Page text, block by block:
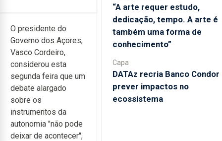
O presidente do
Governo dos Açores,
Vasco Cordeiro,
considerou esta
segunda feira que um
debate alargado
sobre os
instrumentos da
autonomia "não pode
deixar de acontecer",
“A arte requer estudo,
dedicação, tempo. A arte é
também uma forma de
conhecimento”
Capa
DATAz recria Banco Condor
prever impactos no
ecossistema